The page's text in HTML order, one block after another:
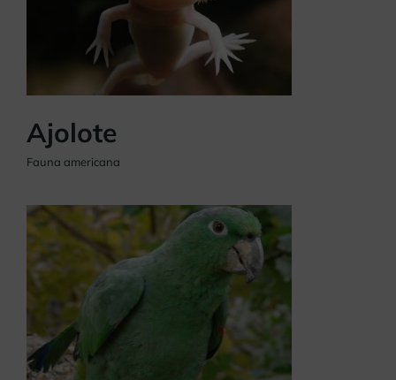
Ajolote
Fauna americana